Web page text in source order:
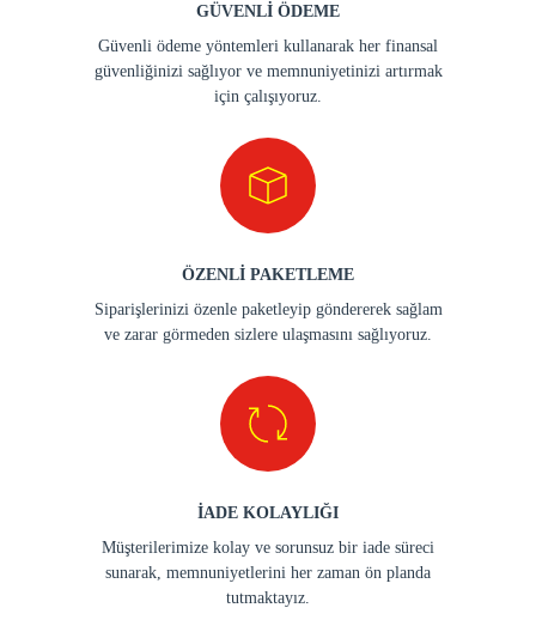
GÜVENLİ ÖDEME
Güvenli ödeme yöntemleri kullanarak her finansal
güvenliğinizi sağlıyor ve memnuniyetinizi artırmak
için çalışıyoruz.
ÖZENLİ PAKETLEME
Siparişlerinizi özenle paketleyip göndererek sağlam
ve zarar görmeden sizlere ulaşmasını sağlıyoruz.
İADE KOLAYLIĞI
Müşterilerimize kolay ve sorunsuz bir iade süreci
sunarak, memnuniyetlerini her zaman ön planda
tutmaktayız.